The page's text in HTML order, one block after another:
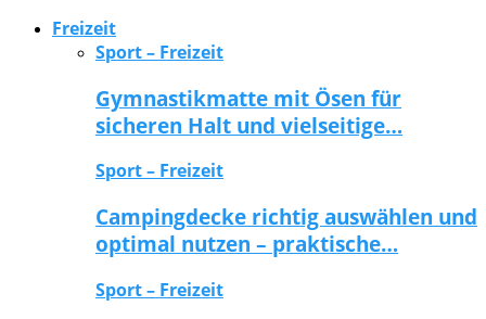
Freizeit
Sport – Freizeit
Gymnastikmatte mit Ösen für
sicheren Halt und vielseitige…
Sport – Freizeit
Campingdecke richtig auswählen und
optimal nutzen – praktische…
Sport – Freizeit